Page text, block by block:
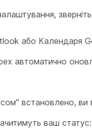
або Календаря
автоматично
встановлено,
ваш статус: